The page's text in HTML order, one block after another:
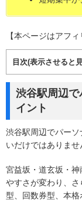
【本ページはアフ
目次(表示させると
渋谷駅周辺
イント
渋谷駅周辺でパー
いだけではありませ
宮益坂・道玄坂・
やすさが変わり、
型、回数券型、本格